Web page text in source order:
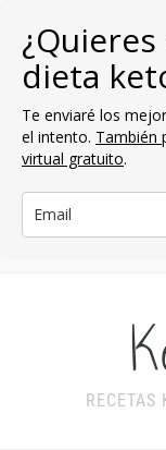
dieta
Te enviaré los
el intento. También
virtual gratuito.
RECETAS